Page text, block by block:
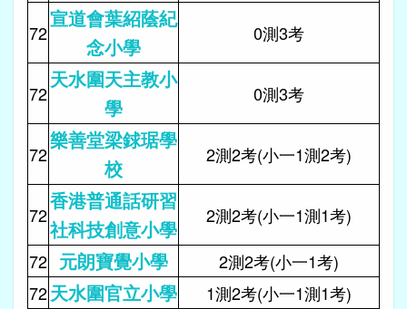
72
宣道會葉紹蔭紀
念小學
0測3考
72
天水圍天主教小
學
0測3考
72
樂善堂梁銶琚學
校
2測2考(小一1測2考)
72
香港普通話研習
社科技創意小學
2測2考(小一1測1考)
72 元朗寶覺小學
2測2考(小一1考)
72天水圍官立小學
1測2考(小一1測1考)